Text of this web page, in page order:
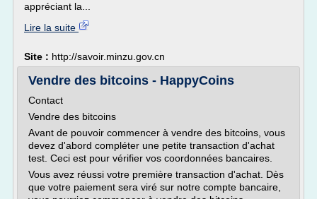
appréciant la...
Lire la suite
Site : http://savoir.minzu.gov.cn
Vendre des bitcoins - HappyCoins
Contact
Vendre des bitcoins
Avant de pouvoir commencer à vendre des bitcoins, vous
devez d'abord compléter une petite transaction d'achat
test. Ceci est pour vérifier vos coordonnées bancaires.
Vous avez réussi votre première transaction d'achat. Dès
que votre paiement sera viré sur notre compte bancaire,